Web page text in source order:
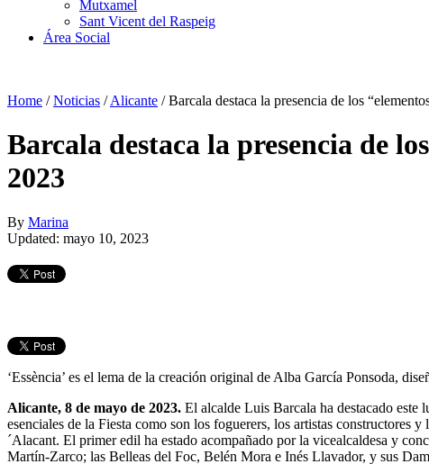
Mutxamel
Sant Vicent del Raspeig
Área Social
Home /Noticias /Alicante /Barcala destaca la presencia de los
Barcala destaca la presencia de
2023
By Marina
Updated: mayo 10, 2023
‘Essència’ es el lema de la creación original de Alba García Ponsoda,
Alicante, 8 de mayo de 2023. El alcalde Luis Barcala ha destacado este
esenciales de la Fiesta como son los foguerers, los artistas constructores
´Alacant. El primer edil ha estado acompañado por la vicealcaldesa y
Martín-Zarco; las Belleas del Foc, Belén Mora e Inés Llavador, y sus